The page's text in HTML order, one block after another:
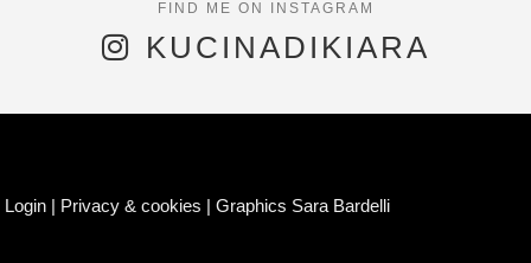
KUCINADIKIARA
Login | Privacy & cookies |Graphics Sara Bardelli